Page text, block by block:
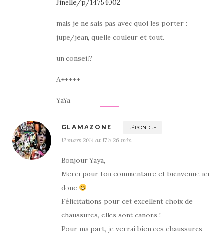
Jinelle/p/14754002
mais je ne sais pas avec quoi les porter :
jupe/jean, quelle couleur et tout.
un conseil?
A+++++
YaYa
GLAMAZONE RÉPONDRE
12 mars 2014 at 17 h 26 min
Bonjour Yaya,
Merci pour ton commentaire et bienvenue ici
donc
Félicitations pour cet excellent choix de
chaussures, elles sont canons !
Pour ma part, je verrai bien ces chaussures